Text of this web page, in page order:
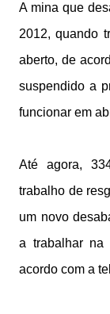
A mina que
2012, quando
aberto, de
suspendido a
funcionar em
Até agora,
trabalho de
um novo
a trabalhar na
acordo com a